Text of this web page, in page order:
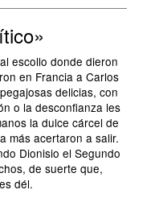
escollo donde dieron
en Francia a Carlos
delicias, con
o la desconfianza les
la dulce cárcel de
más acertaron a salir.
Dionisio el Segundo
de suerte que,
dél.